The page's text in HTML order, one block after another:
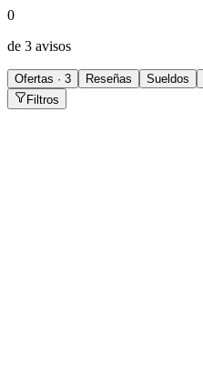
0
de 3 avisos
Ofertas · 3 Reseñas Sueldos
Filtros